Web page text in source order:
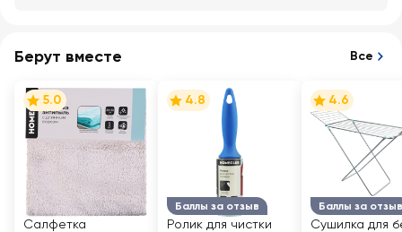
Берут вместе Все
5.0
Салфетка
Баллы за отзыв
4.8
Ролик для чистки
Баллы за отзыв
4.6
Сушилка для